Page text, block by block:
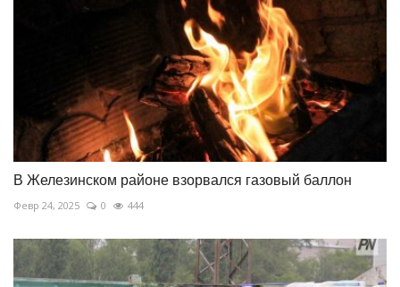
В Железинском районе взорвался газовый баллон
Февр 24, 2025 0 444